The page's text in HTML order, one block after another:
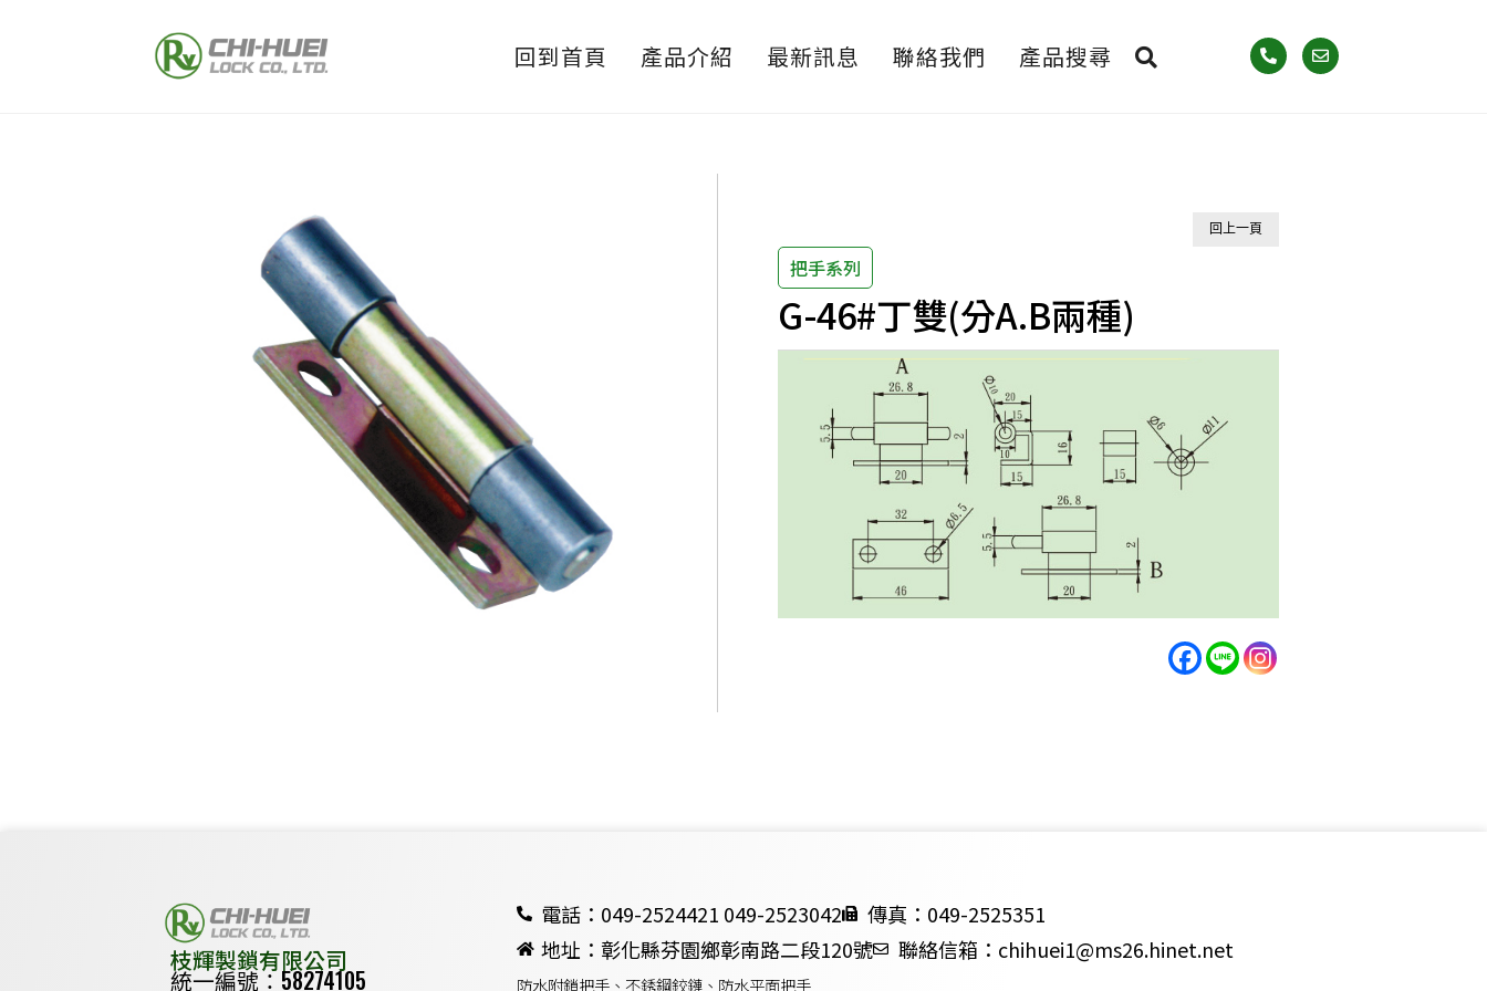
回到首頁 產品介紹 最新訊息 聯絡我們 產品搜尋
回上一頁
把手系列
G-46#丁雙(分A.B兩種)
枝輝製鎖有限公司
統一編號：58274105
電話：049-2524421 049-2523042
傳真：049-2525351
地址：彰化縣芬園鄉彰南路二段120號
聯絡信箱：chihuei1@ms26.hinet.net
防水附鎖把手、不銹鋼鉸鏈、防水平面把手